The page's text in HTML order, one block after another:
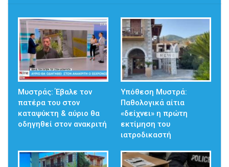
Μυστράς: Έβαλε τον
πατέρα του στον
καταψύκτη & αύριο θα
οδηγηθεί στον ανακριτή
Υπόθεση Μυστρά:
Παθολογικά αίτια
«δείχνει» η πρώτη
εκτίμηση του
ιατροδικαστή